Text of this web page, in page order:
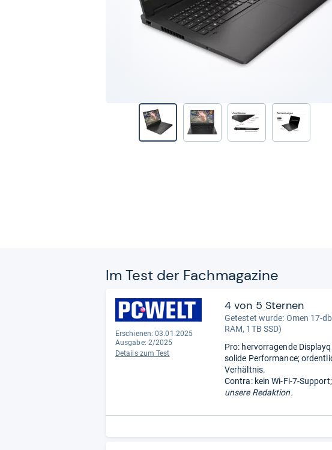
Im Test der Fach­ma­ga­zine
Erschienen: 03.01.2025
Ausgabe: 2/2025
Details zum Test
4 von 5 Sternen
Getestet wurde: Omen 17-
RAM, 1TB SSD)
Pro: hervorragende
solide Performance;
Verhältnis.
Contra: kein Wi-Fi-7-
unsere Redaktion.